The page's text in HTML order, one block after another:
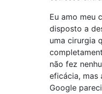
Eu amo meu
disposto a
uma cirurgia
não fez
eficácia, mas
Google